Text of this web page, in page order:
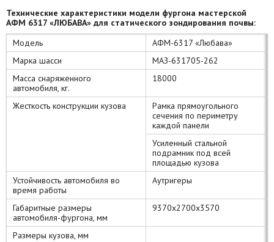
Технические характеристики модели фургона мастерской
АФМ 6317 «ЛЮБАВА» для статического зондирования почвы:
Модель
АФМ-6317 «Любава»
Марка шасси
МАЗ-631705-262
Масса снаряженного
автомобиля, кг.
18000
Жесткость конструкции кузова
Рамка прямоугольного
сечения по периметру
каждой панели
Усиленный стальной
подрамник под всей
площадью кузова
Устойчивость автомобиля во
время работы
Аутригеры
Габаритные размеры
автомобиля-фургона, мм
9370x2700x3570
Размеры кузова, мм